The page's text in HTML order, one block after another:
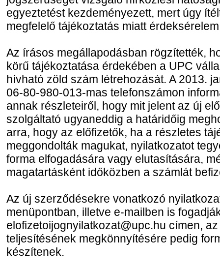
egyeztetést kezdeményezett, mert úgy
megfelelő tájékoztatás miatt
Az írásos megállapodásban rögzítették,
körű tájékoztatása érdekében a UPC
hívható zöld szám létrehozását. A 2013.
06-80-980-013-mas telefonszámon
annak részleteiről, hogy mit jelent az új
szolgáltató ugyaneddig a határidőig
arra, hogy az előfizetők, ha a részletes
meggondolták magukat, nyilatkozatot
forma elfogadására vagy elutasítására,
magatartásként időközben a számlát
Az új szerződésekre vonatkozó
menüpontban, illetve e-mailben is
elofizetoijognyilatkozat@upc.hu címen,
teljesítésének megkönnyítésére pedig
készítenek.